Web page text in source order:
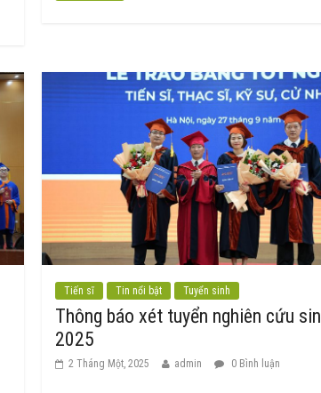
Tiến sĩ Tin nổi bật Tuyển sinh
Thông báo xét tuyển nghiên cứu
2025
2 Tháng Một, 2025 admin 0 Bình luận